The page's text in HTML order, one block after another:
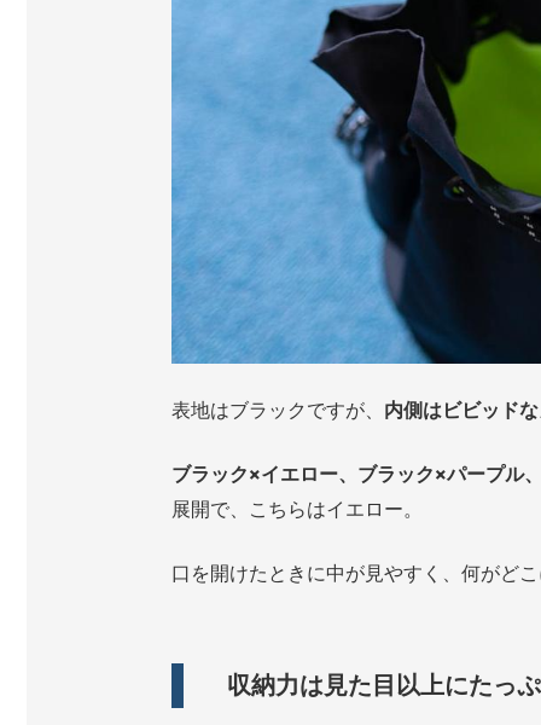
表地はブラックですが、 内側はビビッド
ブラック×イエロー、ブラック×パープル
展開で、こちらはイエロー。
口を開けたときに中が見やすく、何がど
収納力は見た目以上にたっ